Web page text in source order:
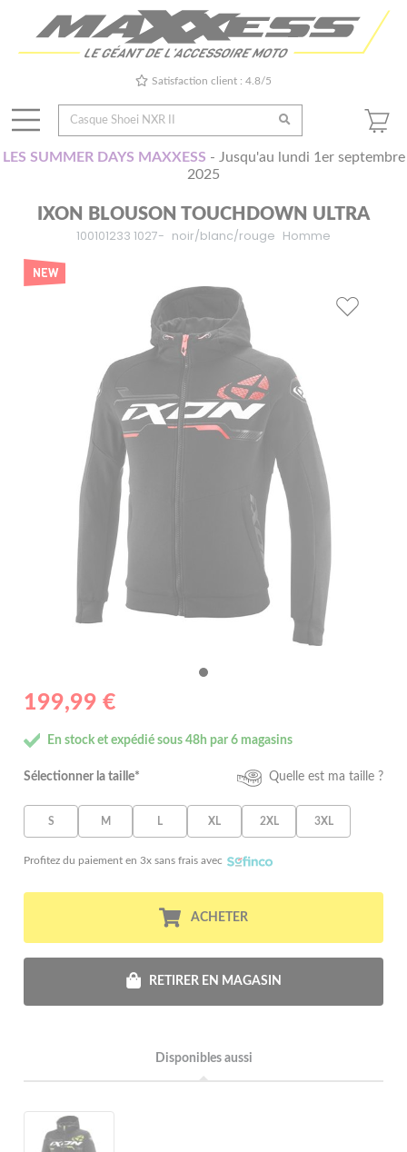
Satisfaction client : 4.8/5
LES SUMMER DAYS MAXXESS - Jusqu'au lundi 1er septembre
2025
IXON BLOUSON TOUCHDOWN ULTRA
100101233 1027- noir/blanc/rouge Homme
NEW
199,99 €
En stock et expédié sous 48h par 6 magasins
Sélectionner la taille* Quelle est ma taille ?
S M L XL 2XL 3XL
Profitez du paiement en 3x sans frais avec
ACHETER
RETIRER EN MAGASIN
Disponibles aussi